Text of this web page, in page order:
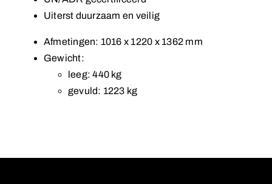
Uiterst duurzaam en veilig
Afmetingen: 1016 x 1220 x 1362 mm
Gewicht:
leeg: 440 kg
gevuld: 1223 kg